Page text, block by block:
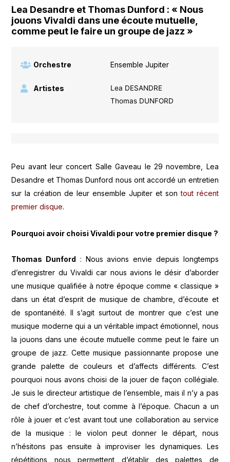
Lea Desandre et Thomas Dunford : « Nous
jouons Vivaldi dans une écoute mutuelle,
comme peut le faire un groupe de jazz »
Orchestre Ensemble Jupiter
Artistes
Lea DESANDRE
Thomas DUNFORD
Peu avant leur concert Salle Gaveau le 29 novembre, Lea
Desandre et Thomas Dunford nous ont accordé un entretien
sur la création de leur ensemble Jupiter et sontout récent
premier disque.
Pourquoi avoir choisi Vivaldi pour votre premier disque ?
Thomas Dunford : Nous avions envie depuis longtemps
d’enregistrer du Vivaldi car nous avions le désir d’aborder
une musique qualifiée à notre époque comme « classique »
dans un état d’esprit de musique de chambre, d’écoute et
de spontanéité. Il s’agit surtout de montrer que c’est une
musique moderne qui a un véritable impact émotionnel, nous
la jouons dans une écoute mutuelle comme peut le faire un
groupe de jazz. Cette musique passionnante propose une
grande palette de couleurs et d’affects différents. C’est
pourquoi nous avons choisi de la jouer de façon collégiale.
Je suis le directeur artistique de l’ensemble, mais il n’y a pas
de chef d’orchestre, tout comme à l’époque. Chacun a un
rôle à jouer et c’est avant tout une collaboration au service
de la musique : le violon peut donner le départ, nous
n’hésitons pas ensuite à improviser les dynamiques. Les
répétitions nous permettent d’établir des palettes de